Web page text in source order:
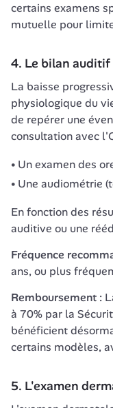
certains examens
mutuelle pour
4. Le bilan auditif
La baisse
physiologique du
de repérer une
consultation avec
Un examen des
Une audiométrie
En fonction des
auditive ou une
Fréquence
ans, ou plus
Remboursement :
à 70% par la
bénéficient
certains modèles,
5. L'examen